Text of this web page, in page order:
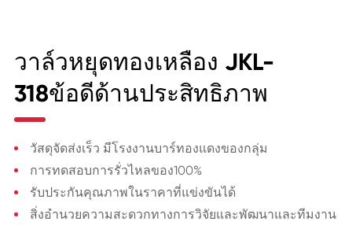
วาล์วหยุดทองเหลือง JKL-
318ข้อดีด้านประสิทธิภาพ
วัสดุจัดส่งเร็ว มีโรงงานบาร์ทองแดงของกลุ่ม
การทดสอบการรั่วไหลของ100%
รับประกันคุณภาพในราคาที่แข่งขันได้
สิ่งอำนวยความสะดวกทางการวิจัยและพัฒนาและทีมงาน